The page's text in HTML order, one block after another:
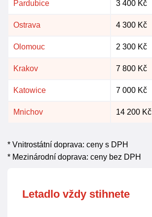
Pardubice 3 400 Kč
Ostrava 4 300 Kč
Olomouc 2 300 Kč
Krakov 7 800 Kč
Katowice 7 000 Kč
Mnichov 14 200 Kč
* Vnitrostátní doprava: ceny s DPH
* Mezinárodní doprava: ceny bez DPH
Letadlo vždy stihnete